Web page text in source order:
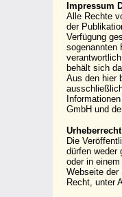
Impressum
Alle Rechte
der
Verfügung
sogenannten
behält sich
Aus den hier
GmbH und
Urheberrecht
Die
dürfen weder
oder in
Webseite der
Recht, unter